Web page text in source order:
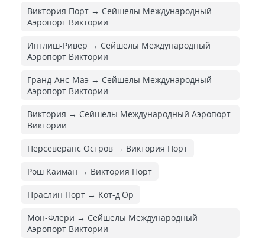
Виктория Порт → Сейшелы Международный
Аэропорт Виктории
Инглиш-Ривер → Сейшелы Международный
Аэропорт Виктории
Гранд-Анс-Маэ → Сейшелы Международный
Аэропорт Виктории
Виктория → Сейшелы Международный Аэропорт
Виктории
Персеверанс Остров → Виктория Порт
Рош Каиман → Виктория Порт
Праслин Порт → Кот-д'Ор
Мон-Флери → Сейшелы Международный
Аэропорт Виктории